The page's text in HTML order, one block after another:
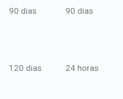
90 dias 90 dias
120 dias 24 horas